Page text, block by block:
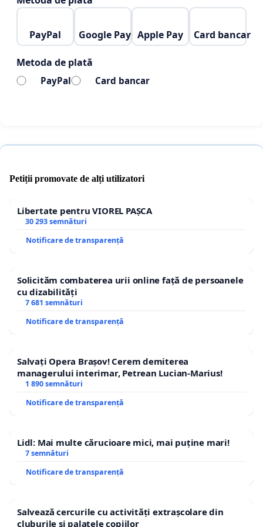
brusc.
Copiii noștri au dreptul la un diagnostic corect, la
tratament și la viață normală — nu la ani de
confuzie, stigmat, suferință și terapii ineficiente.
PayPal Google Pay Apple Pay Card bancar
Metoda de plată
PayPal Card bancar
Petiții promovate de alți utilizatori
Libertate pentru VIOREL PAȘCA
30 293 semnături
Notificare de transparență
Solicităm combaterea urii online față de persoanele
cu dizabilități
7 681 semnături
Notificare de transparență
Salvați Opera Brașov! Cerem demiterea
managerului interimar, Petrean Lucian-Marius!
1 890 semnături
Notificare de transparență
Lidl: Mai multe cărucioare mici, mai puține mari!
7 semnături
Notificare de transparență
Salvează cercurile cu activități extrașcolare din
cluburile și palatele copiilor